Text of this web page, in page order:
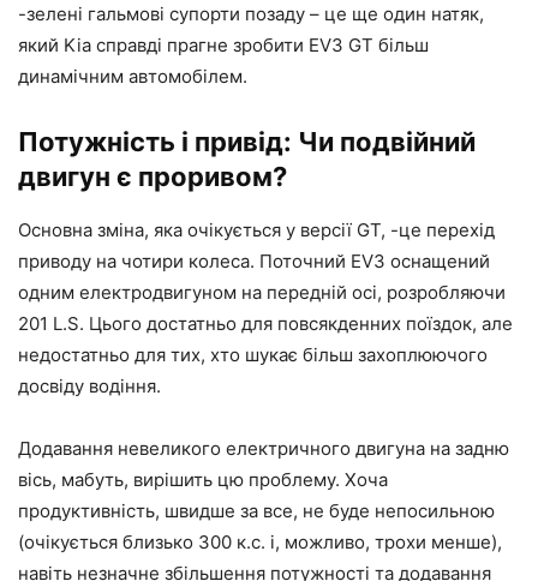
-зелені гальмові супорти позаду – це ще один натяк,
який Kia справді прагне зробити EV3 GT більш
динамічним автомобілем.
Потужність і привід: Чи подвійний
двигун є проривом?
Основна зміна, яка очікується у версії GT, -це перехід
приводу на чотири колеса. Поточний EV3 оснащений
одним електродвигуном на передній осі, розробляючи
201 L.S. Цього достатньо для повсякденних поїздок, але
недостатньо для тих, хто шукає більш захоплюючого
досвіду водіння.
Додавання невеликого електричного двигуна на задню
вісь, мабуть, вирішить цю проблему. Хоча
продуктивність, швидше за все, не буде непосильною
(очікується близько 300 к.с. і, можливо, трохи менше),
навіть незначне збільшення потужності та додавання